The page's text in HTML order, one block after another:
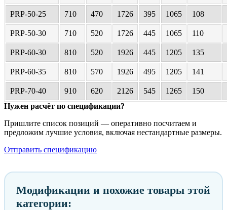
PRP-50-25 710 470 1726 395 1065 108
PRP-50-30 710 520 1726 445 1065 110
PRP-60-30 810 520 1926 445 1205 135
PRP-60-35 810 570 1926 495 1205 141
PRP-70-40 910 620 2126 545 1265
150
Нужен расчёт по спецификации?
Пришлите список позиций — оперативно посчитаем и
предложим лучшие условия, включая нестандартные размеры.
Отправить спецификацию
Модификации и похожие товары этой
категории: